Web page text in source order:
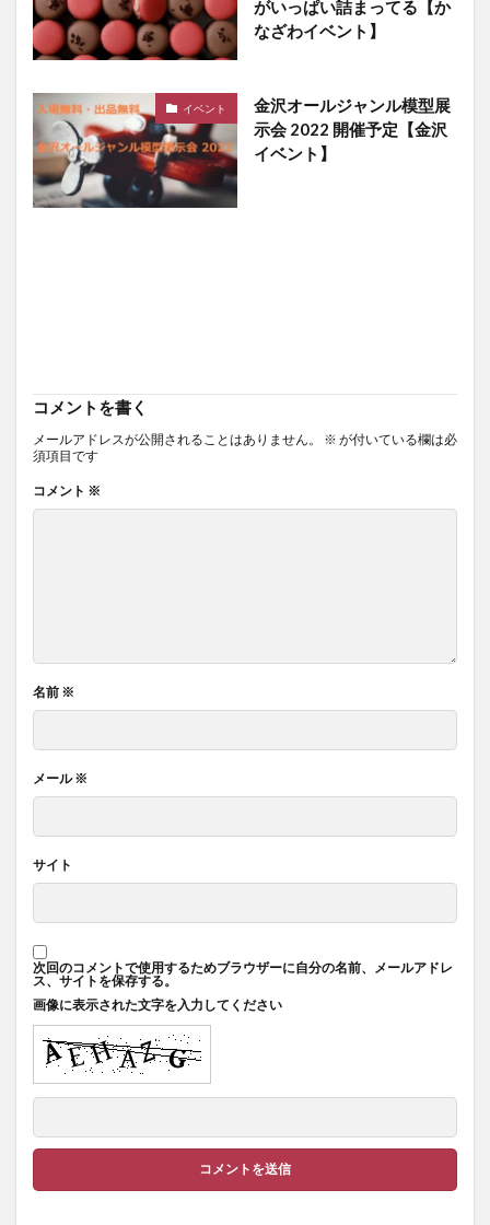
がいっぱい詰まってる【か
なざわイベント】
イベント
金沢オールジャンル模型展
示会 2022 開催予定【金沢
イベント】
コメントを書く
メールアドレスが公開されることはありません。 ※ が付いている欄は必
須項目です
コメント ※
名前 ※
メール※
サイト
次回のコメントで使用するためブラウザーに自分の名前、メールアドレ
ス、サイトを保存する。
画像に表示された文字を入力してください